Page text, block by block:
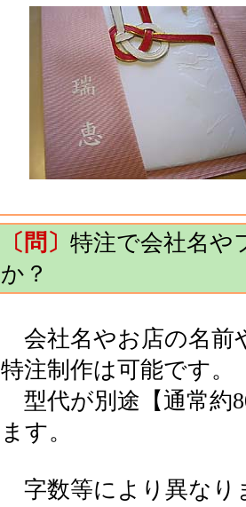
〔問〕 特注で会社名や
か？
会社名やお店の名前
特注制作は可能です。
型代が別途【通常約
ます。
字数等により異なり